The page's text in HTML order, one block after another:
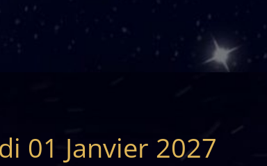
01 Janvier 2027